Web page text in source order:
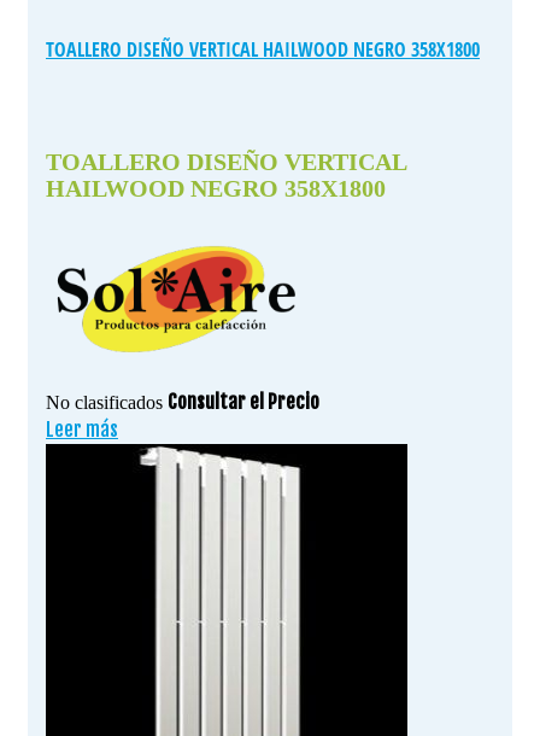
TOALLERO DISEÑO VERTICAL HAILWOOD NEGRO 358X1800
TOALLERO DISEÑO VERTICAL
HAILWOOD NEGRO 358X1800
No clasificados Consultar el Precio
Leer más